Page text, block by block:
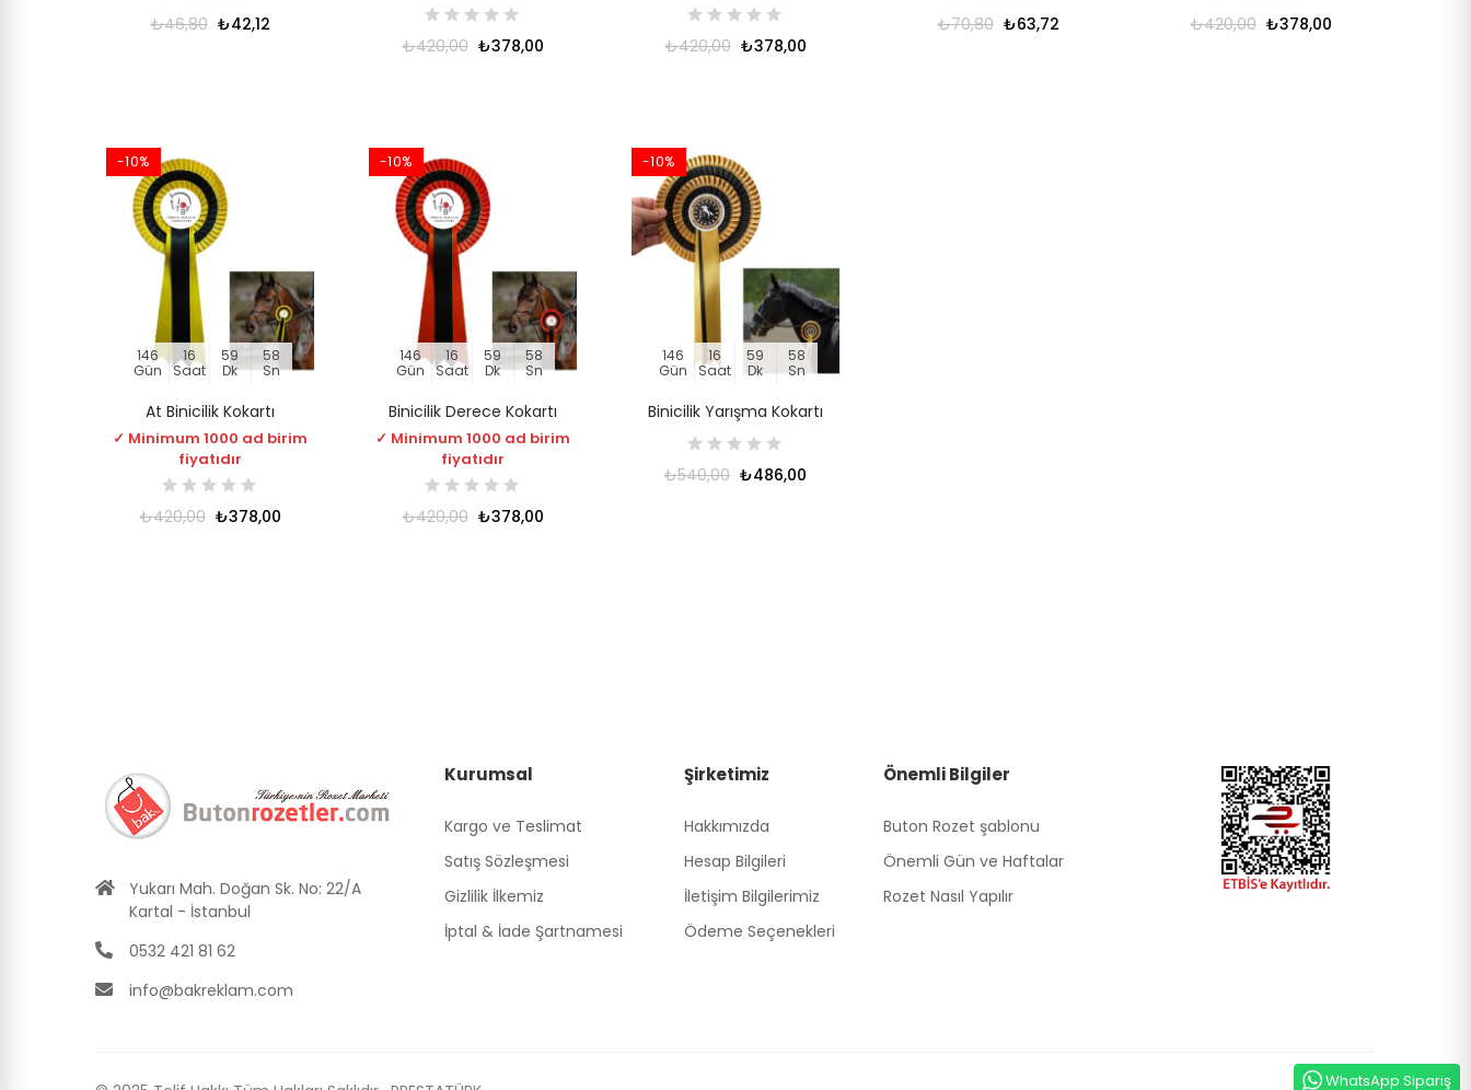
WhatsApp Sipariş
₺46,80 ₺42,12
₺420,00 ₺378,00 ₺420,00 ₺378,00
₺70,80 ₺63,72 ₺420,00 ₺378,00
-10%
146
Gün
16
Saat
59
Dk
57
Sn
At Binicilik Kokartı
✓ Minimum 1000 ad birim
fiyatıdır
₺420,00 ₺378,00
-10%
146
Gün
16
Saat
59
Dk
57
Sn
Binicilik Derece Kokartı
✓ Minimum 1000 ad birim
fiyatıdır
₺420,00 ₺378,00
-10%
146
Gün
16
Saat
59
Dk
57
Sn
Binicilik Yarışma Kokartı
₺540,00 ₺486,00
Yukarı Mah. Doğan Sk. No: 22/A
Kartal - İstanbul
0532 421 81 62
info@bakreklam.com
Kurumsal
Kargo ve Teslimat
Satış Sözleşmesi
Gizlilik İlkemiz
İptal & İade Şartnamesi
Şirketimiz
Hakkımızda
Hesap Bilgileri
İletişim Bilgilerimiz
Ödeme Seçenekleri
Önemli Bilgiler
Buton Rozet şablonu
Önemli Gün ve Haftalar
Rozet Nasıl Yapılır